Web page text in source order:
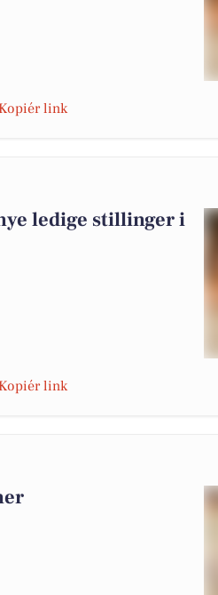
Kopiér link
ledige stillinger i
Kopiér link